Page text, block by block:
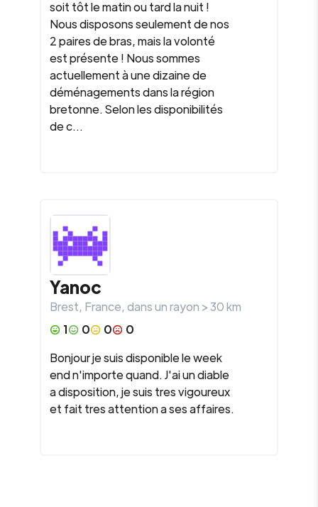
soit tôt le matin ou tard la nuit !
Nous disposons seulement de nos
2 paires de bras, mais la volonté
est présente ! Nous sommes
actuellement à une dizaine de
déménagements dans la région
bretonne. Selon les disponibilités
de c...
Yanoc
Brest, France, dans un rayon >30km
1
0 0
0
Bonjour je suis disponible le week
end n'importe quand. J'ai un diable
a disposition, je suis tres vigoureux
et fait tres attention a ses affaires.